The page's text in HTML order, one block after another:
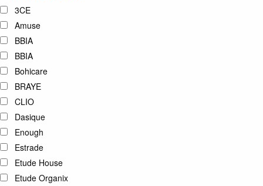
3CE
Amuse
BBIA
BBIA
Bohicare
BRAYE
CLIO
Dasique
Enough
Estrade
Etude House
Etude Organix